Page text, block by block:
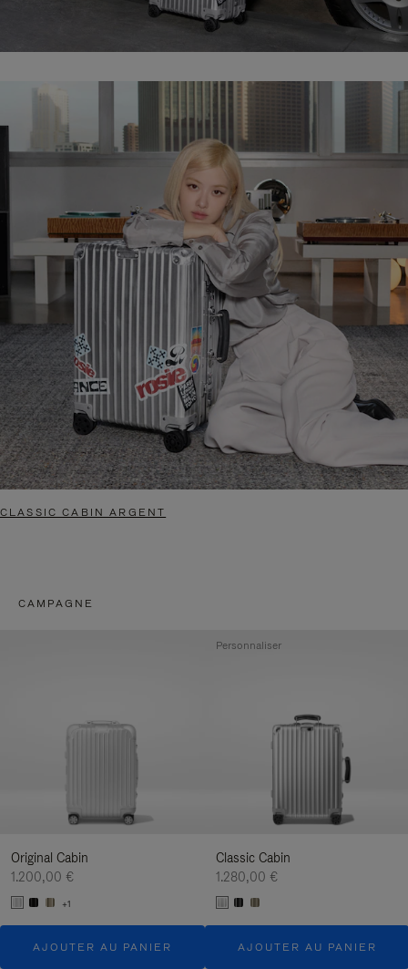
CLASSIC CABIN ARGENT
CAMPAGNE
Original Cabin
1.200,00 €
+1
AJOUTER AU PANIER
Classic Cabin
1.280,00 €
AJOUTER AU PANIER
Personnaliser